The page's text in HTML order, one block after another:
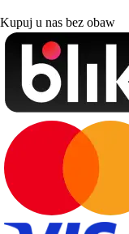
Kupuj u nas bez obaw